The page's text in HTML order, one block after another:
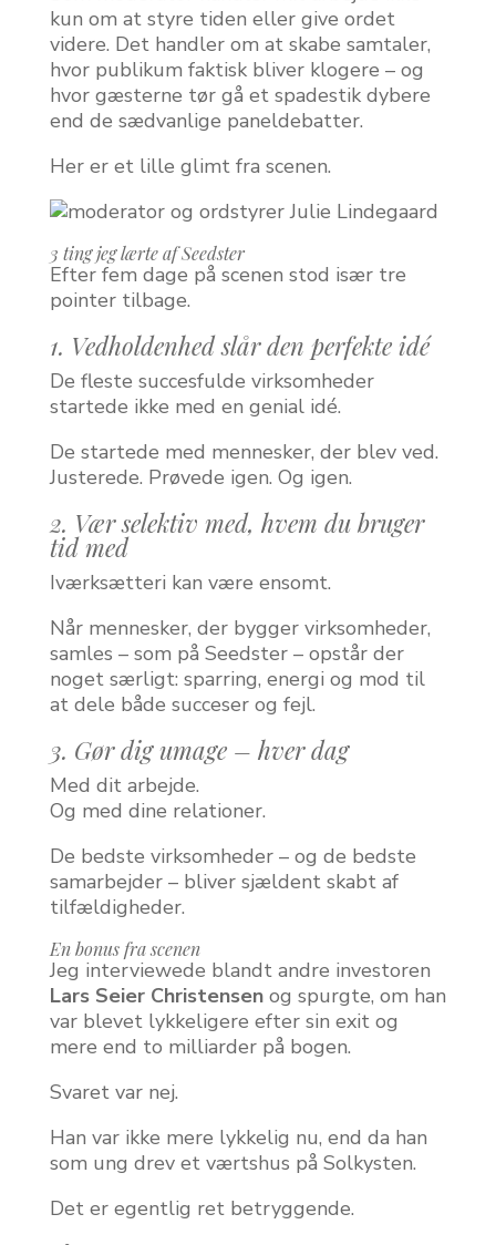
kun om at styre tiden eller give ordet
videre. Det handler om at skabe samtaler,
hvor publikum faktisk bliver klogere – og
hvor gæsterne tør gå et spadestik dybere
end de sædvanlige paneldebatter.
Her er et lille glimt fra scenen.
3 ting jeg lærte af Seedster
Efter fem dage på scenen stod især tre
pointer tilbage.
1. Vedholdenhed slår den perfekte idé
De fleste succesfulde virksomheder
startede ikke med en genial idé.
De startede med mennesker, der blev ved.
Justerede. Prøvede igen. Og igen.
2. Vær selektiv med, hvem du bruger
tid med
Iværksætteri kan være ensomt.
Når mennesker, der bygger virksomheder,
samles – som på Seedster – opstår der
noget særligt: sparring, energi og mod til
at dele både succeser og fejl.
3. Gør dig umage – hver dag
Med dit arbejde.
Og med dine relationer.
De bedste virksomheder – og de bedste
samarbejder – bliver sjældent skabt af
tilfældigheder.
En bonus fra scenen
Jeg interviewede blandt andre investoren
Lars Seier Christensenog spurgte, om han
var blevet lykkeligere efter sin exit og
mere end to milliarder på bogen.
Svaret var nej.
Han var ikke mere lykkelig nu, end da han
som ung drev et værtshus på Solkysten.
Det er egentlig ret betryggende.